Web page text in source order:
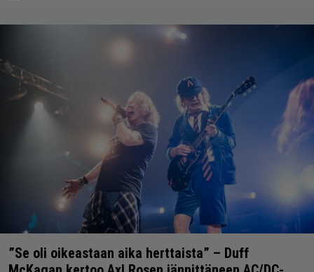
”Se oli oikeastaan aika herttaista” – Duff